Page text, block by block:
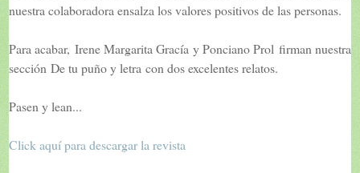
nuestra colaboradora ensalza los valores positivos de las personas.
Para acabar, Irene Margarita Gracía y Ponciano Prol firman nuestra
sección De tu puño y letra con dos excelentes relatos.
Pasen y lean...
Click aquí para descargar la revista